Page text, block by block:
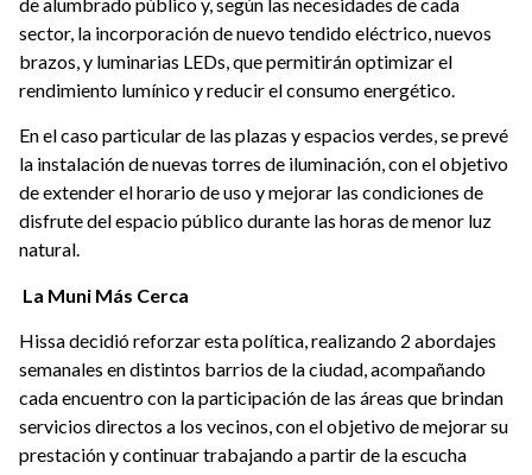
sector, la incorporación de nuevo tendido eléctrico, nuevos
brazos, y luminarias LEDs, que permitirán optimizar el
rendimiento lumínico y reducir el consumo energético.
En el caso particular de las plazas y espacios verdes, se prevé
la instalación de nuevas torres de iluminación, con el objetivo
de extender el horario de uso y mejorar las condiciones de
disfrute del espacio público durante las horas de menor luz
natural.
La Muni Más Cerca
Hissa decidió reforzar esta política, realizando 2 abordajes
semanales en distintos barrios de la ciudad, acompañando
cada encuentro con la participación de las áreas que brindan
servicios directos a los vecinos, con el objetivo de mejorar su
prestación y continuar trabajando a partir de la escucha